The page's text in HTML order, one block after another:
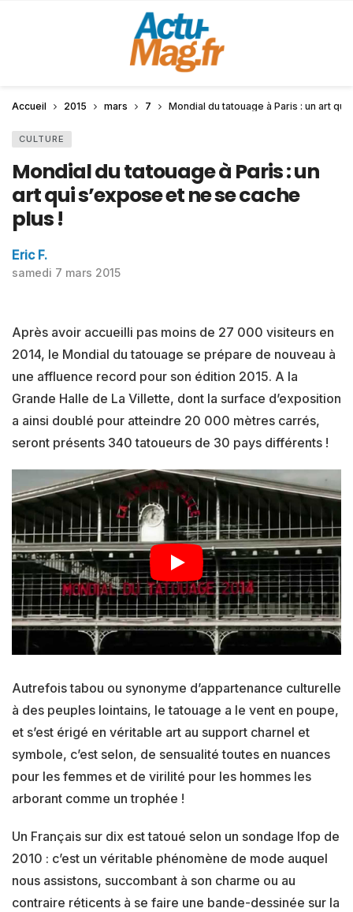
Accueil 2015 mars 7 Mondial du tatouage à Paris : un art qui
CULTURE
Mondial du tatouage à Paris : un
art qui s’expose et ne se cache
plus !
Eric F.
samedi 7 mars 2015
Après avoir accueilli pas moins de 27 000 visiteurs en
2014, le Mondial du tatouage se prépare de nouveau à
une affluence record pour son édition 2015. A la
Grande Halle de La Villette, dont la surface d’exposition
a ainsi doublé pour atteindre 20 000 mètres carrés,
seront présents 340 tatoueurs de 30 pays différents !
Autrefois tabou ou synonyme d’appartenance culturelle
à des peuples lointains, le tatouage a le vent en poupe,
et s’est érigé en véritable art au support charnel et
symbole, c’est selon, de sensualité toutes en nuances
pour les femmes et de virilité pour les hommes les
arborant comme un trophée !
Un Français sur dix est tatoué selon un sondage Ifop de
2010 : c’est un véritable phénomène de mode auquel
nous assistons, succombant à son charme ou au
contraire réticents à se faire une bande-dessinée sur la